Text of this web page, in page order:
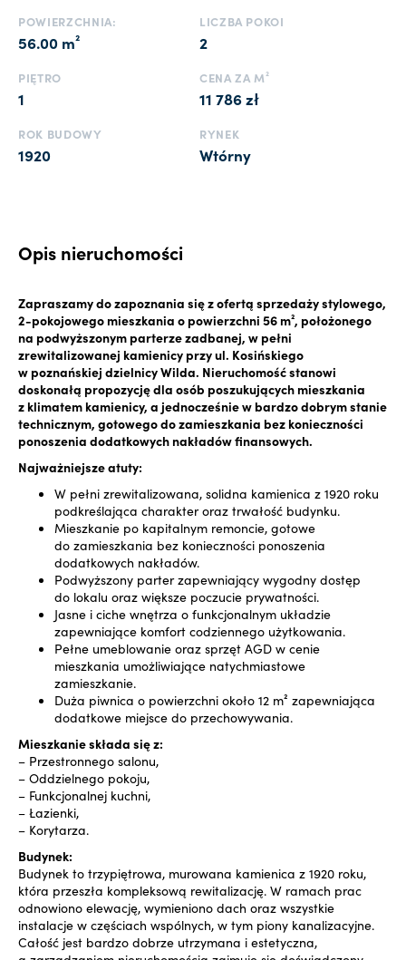
POWIERZCHNIA:
56.00 m²
LICZBA POKOI
2
PIĘTRO
1
CENA ZA M²
11 786 zł
ROK BUDOWY
1920
RYNEK
Wtórny
Opis nieruchomości
Zapraszamy do zapoznania się z ofertą sprzedaży stylowego,
2-pokojowego mieszkania o powierzchni 56 m², położonego
na podwyższonym parterze zadbanej, w pełni
zrewitalizowanej kamienicy przy ul. Kosińskiego
w poznańskiej dzielnicy Wilda. Nieruchomość stanowi
doskonałą propozycję dla osób poszukujących mieszkania
z klimatem kamienicy, a jednocześnie w bardzo dobrym stanie
technicznym, gotowego do zamieszkania bez konieczności
ponoszenia dodatkowych nakładów finansowych.
Najważniejsze atuty:
W pełni zrewitalizowana, solidna kamienica z 1920 roku
podkreślająca charakter oraz trwałość budynku.
Mieszkanie po kapitalnym remoncie, gotowe
do zamieszkania bez konieczności ponoszenia
dodatkowych nakładów.
Podwyższony parter zapewniający wygodny dostęp
do lokalu oraz większe poczucie prywatności.
Jasne i ciche wnętrza o funkcjonalnym układzie
zapewniające komfort codziennego użytkowania.
Pełne umeblowanie oraz sprzęt AGD w cenie
mieszkania umożliwiające natychmiastowe
zamieszkanie.
Duża piwnica o powierzchni około 12 m² zapewniająca
dodatkowe miejsce do przechowywania.
Mieszkanie składa się z:
– Przestronnego salonu,
– Oddzielnego pokoju,
– Funkcjonalnej kuchni,
– Łazienki,
– Korytarza.
Budynek:
Budynek to trzypiętrowa, murowana kamienica z 1920 roku,
która przeszła kompleksową rewitalizację. W ramach prac
odnowiono elewację, wymieniono dach oraz wszystkie
instalacje w częściach wspólnych, w tym piony kanalizacyjne.
Całość jest bardzo dobrze utrzymana i estetyczna,